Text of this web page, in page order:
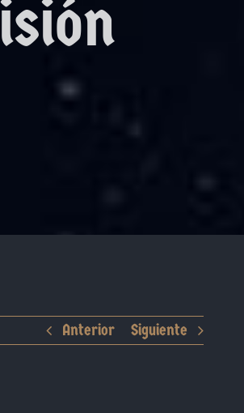
Anterior Siguiente